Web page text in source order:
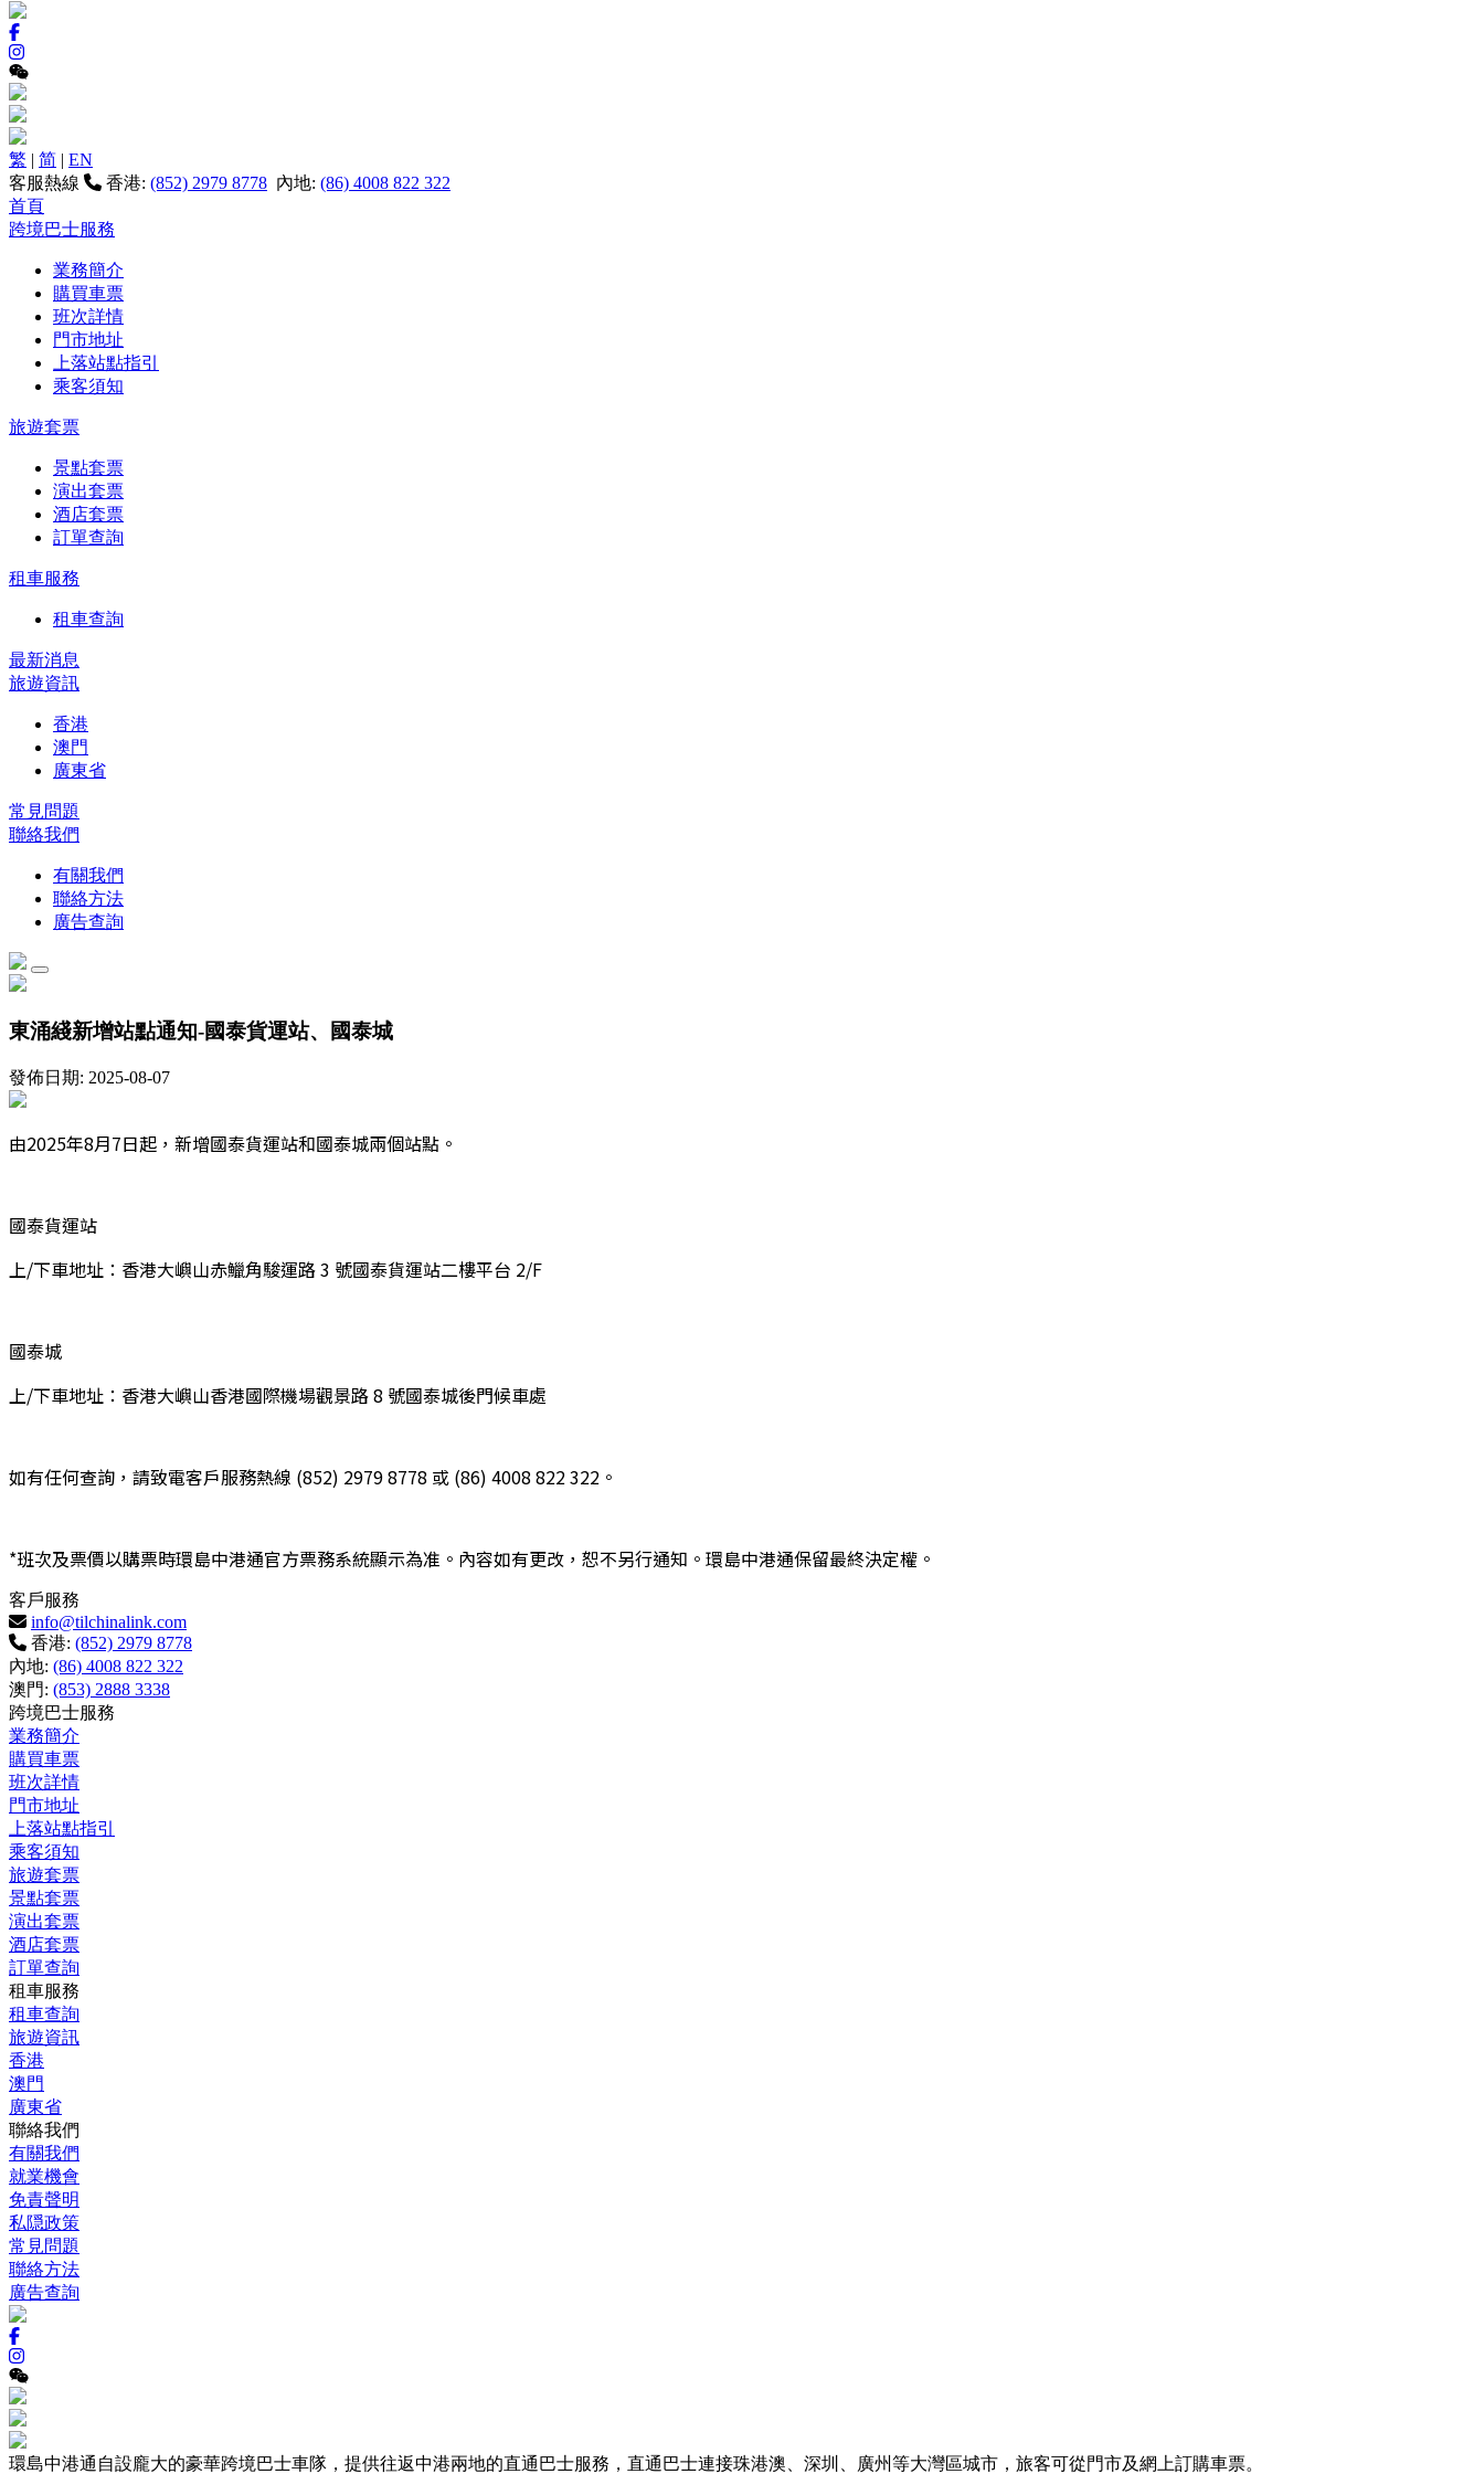
繁 | 简 | EN
客服熱線
香港: (852) 2979 8778 內地: (86) 4008 822 322
首頁
跨境巴士服務
業務簡介
購買車票
班次詳情
門市地址
上落站點指引
乘客須知
旅遊套票
景點套票
演出套票
酒店套票
訂單查詢
租車服務
租車查詢
最新消息
旅遊資訊
香港
澳門
廣東省
常見問題
聯絡我們
有關我們
聯絡方法
廣告查詢
東涌綫新增站點通知-國泰貨運站、國泰城
發佈日期: 2025-08-07
由2025年8月7日起，新增國泰貨運站和國泰城兩個站點。
國泰貨運站
上/下車地址：香港大嶼山赤鱲角駿運路 3 號國泰貨運站二樓平台 2/F
國泰城
上/下車地址：香港大嶼山香港國際機場觀景路 8 號國泰城後門候車處
如有任何查詢，請致電客戶服務熱線 (852) 2979 8778 或 (86) 4008 822 322。
*班次及票價以購票時環島中港通官方票務系統顯示為准。內容如有更改，恕不另行通知。環島中港通保留最終決定權。
客戶服務
info@tilchinalink.com
香港: (852) 2979 8778
內地: (86) 4008 822 322
澳門: (853) 2888 3338
跨境巴士服務
業務簡介
購買車票
班次詳情
門市地址
上落站點指引
乘客須知
旅遊套票
景點套票
演出套票
酒店套票
訂單查詢
租車服務
租車查詢
旅遊資訊
香港
澳門
廣東省
聯絡我們
有關我們
就業機會
免責聲明
私隠政策
常見問題
聯絡方法
廣告查詢
環島中港通自設龐大的豪華跨境巴士車隊，提供往返中港兩地的直通巴士服務，直通巴士連接珠港澳、深圳、廣州等大灣區城市，旅客可從門市及網上訂購車票。